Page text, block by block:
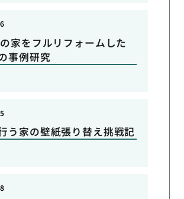
家をフルリフォームした
事例研究
う家の壁紙張り替え挑戦記